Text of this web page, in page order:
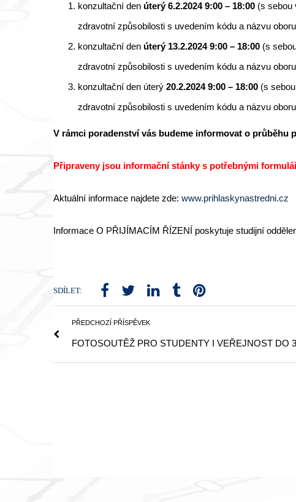
konzultační den úterý 6.2.2024 9:00 – 18:00 (s sebou
zdravotní způsobilosti s uvedením kódu a názvu
konzultační den úterý 13.2.2024 9:00 – 18:00 (s
zdravotní způsobilosti s uvedením kódu a názvu
konzultační den úterý 20.2.2024 9:00 – 18:00 (s
zdravotní způsobilosti s uvedením kódu a názvu
V rámci poradenství vás budeme informovat o
Připraveny jsou informační stánky s potřebnými
Aktuální informace najdete zde: www.prihlaskynastredni.cz
Informace O PŘIJÍMACÍM ŘÍZENÍ poskytuje studijní
SDÍLET:
PŘEDCHOZÍ PŘÍSPĚVEK
FOTOSOUTĚŽ PRO STUDENTY I VEŘEJNOST DO